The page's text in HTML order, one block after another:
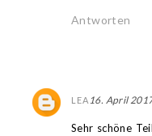
Antworten
LEA16. April
Sehr schöne